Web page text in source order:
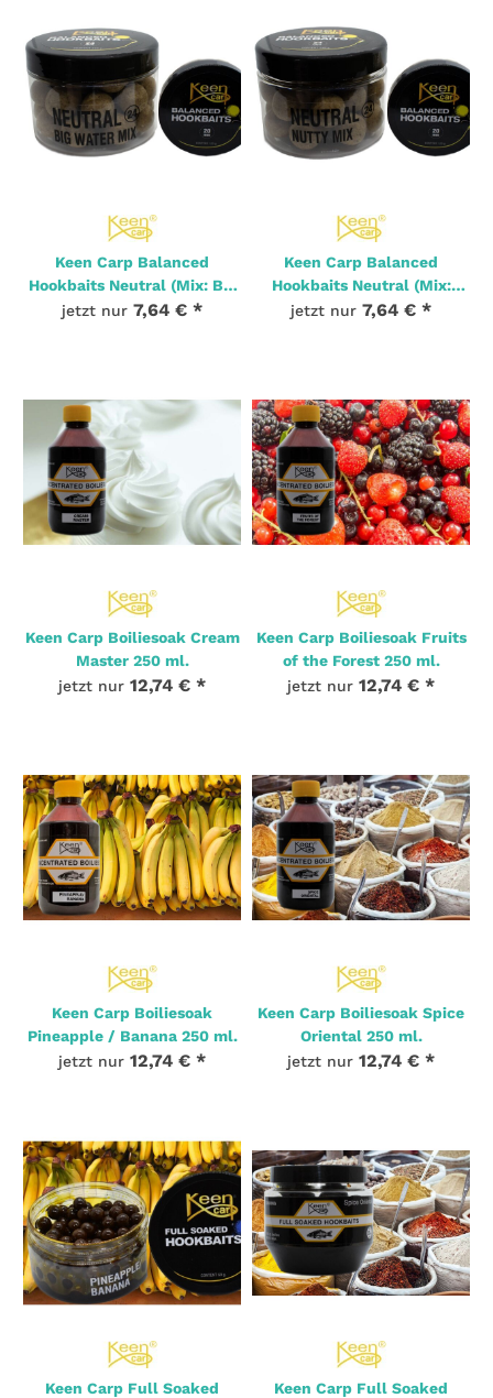
Keen Carp Balanced
Hookbaits Neutral (Mix: Big
Water) 20mm 120g
jetzt nur 7,64 € *
Keen Carp Balanced
Hookbaits Neutral (Mix:
Nutty Mix) 20mm 120g
jetzt nur 7,64 € *
Keen Carp Boiliesoak Cream
Master 250 ml.
jetzt nur 12,74 € *
Keen Carp Boiliesoak Fruits
of the Forest 250 ml.
jetzt nur 12,74 € *
Keen Carp Boiliesoak
Pineapple / Banana 250 ml.
jetzt nur 12,74 € *
Keen Carp Boiliesoak Spice
Oriental 250 ml.
jetzt nur 12,74 € *
Keen Carp Full Soaked
Keen Carp Full Soaked